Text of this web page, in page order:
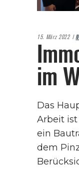
15. März 2022
im
Das
Arbeit
ein
dem